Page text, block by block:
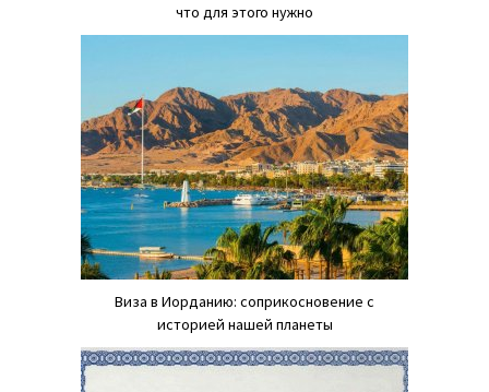
что для этого нужно
Виза в Иорданию: соприкосновение с
историей нашей планеты